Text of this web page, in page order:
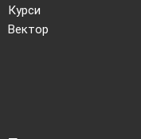
Курси
Вектор